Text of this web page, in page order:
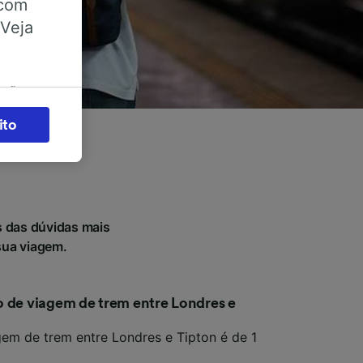
das dúvidas mais
viagem.
de viagem de trem entre Londres e
de trem entre Londres e Tipton é de 1
para
não